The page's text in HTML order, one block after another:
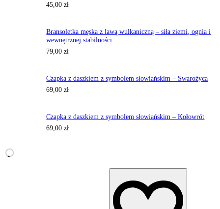
45,00zł
Bransoletka męska z lawą wulkaniczną – siła ziemi, ognia i
wewnętrznej stabilności
79,00zł
Czapka z daszkiem z symbolem słowiańskim – Swarożyca
69,00zł
Czapka z daszkiem z symbolem słowiańskim – Kołowrót
69,00zł